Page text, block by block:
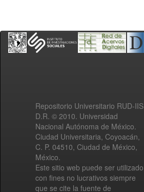
Repositorio Universitario RUD-IIS
D.R. © 2010. Universidad
Nacional Autónoma de México.
Ciudad Universitaria, Coyoacán,
C. P. 04510, Ciudad de México,
México.
Este sitio web puede ser utilizado
con fines no lucrativos siempre
que se cite la fuente de